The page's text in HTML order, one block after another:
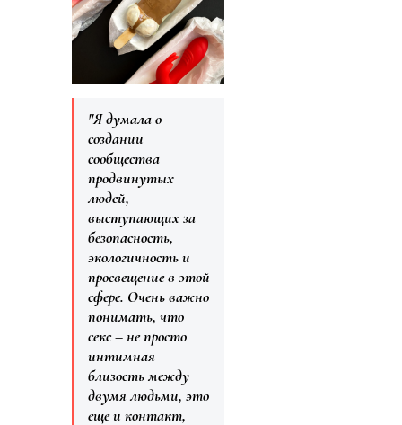
"Я думала о
создании
сообщества
продвинутых
людей,
выступающих за
безопасность,
экологичность и
просвещение в этой
сфере. Очень важно
понимать, что
секс – не просто
интимная
близость между
двумя людьми, это
еще и контакт,